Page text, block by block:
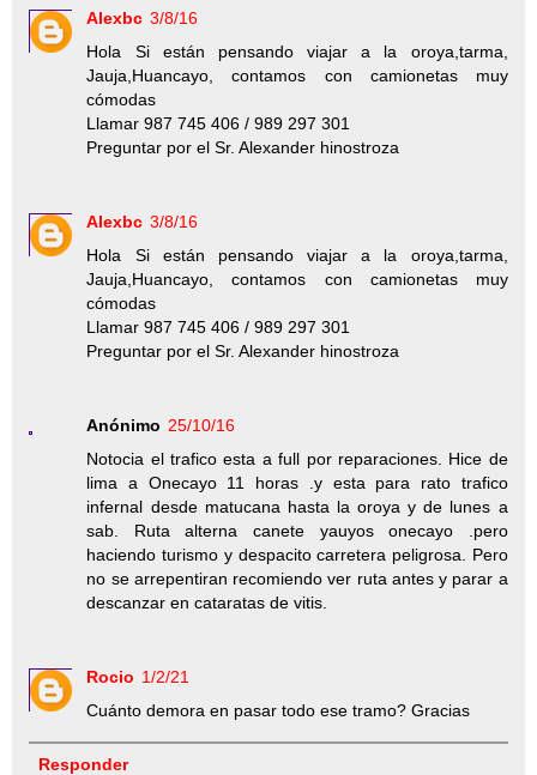
Alexbc 3/8/16
Hola Si están pensando viajar a la oroya,tarma,
Jauja,Huancayo, contamos con camionetas muy
cómodas
Llamar 987 745 406 / 989 297 301
Preguntar por el Sr. Alexander hinostroza
Alexbc 3/8/16
Hola Si están pensando viajar a la oroya,tarma,
Jauja,Huancayo, contamos con camionetas muy
cómodas
Llamar 987 745 406 / 989 297 301
Preguntar por el Sr. Alexander hinostroza
Anónimo 25/10/16
Notocia el trafico esta a full por reparaciones. Hice de
lima a Onecayo 11 horas .y esta para rato trafico
infernal desde matucana hasta la oroya y de lunes a
sab. Ruta alterna canete yauyos onecayo .pero
haciendo turismo y despacito carretera peligrosa. Pero
no se arrepentiran recomiendo ver ruta antes y parar a
descanzar en cataratas de vitis.
Rocio 1/2/21
Cuánto demora en pasar todo ese tramo? Gracias
Responder